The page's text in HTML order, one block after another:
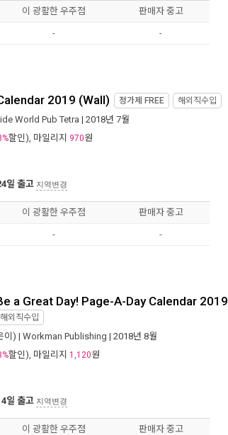
이 광활한 우주점 판매자 중고
- -
2019 (Wall) 정가제 FREE 해외직수입
World Pub Tetra | 2018년 7월
할인), 마일리지 970원
일 출고 지역변경
이 광활한 우주점 판매자 중고
- -
a Great Day! Page-A-Day Calendar 2019
해외직수입
이) | Workman Publishing | 2018년 8월
할인), 마일리지 1,120원
일 출고 지역변경
이 광활한 우주점 판매자 중고